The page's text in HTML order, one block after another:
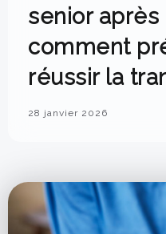
senior après
comment
réussir la
28 janvier 2026